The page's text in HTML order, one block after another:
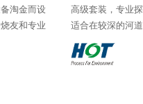
淘金而设
友和专业
高级套装，专业
适合在较深的河道